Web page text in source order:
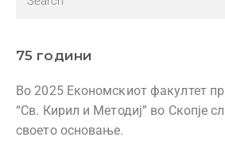
75 години
Во 2025 Економскиот факултет
“Св. Кирил и Методиј” во Скопје
своето основање.